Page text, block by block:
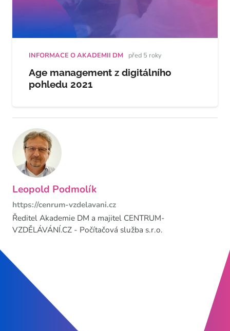
INFORMACE O AKADEMII DM před 5 roky
Age management z digitálního
pohledu 2021
Leopold Podmolík
https://cenrum-vzdelavani.cz
Ředitel Akademie DM a majitel CENTRUM-
VZDĚLÁVÁNÍ.CZ - Počítačová služba s.r.o.